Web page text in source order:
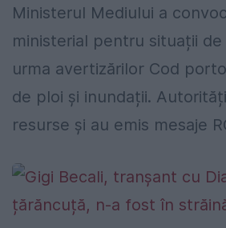
Ministerul Mediului a
ministerial pentru situații
urma avertizărilor Cod
de ploi și inundații.
resurse și au emis mesaje